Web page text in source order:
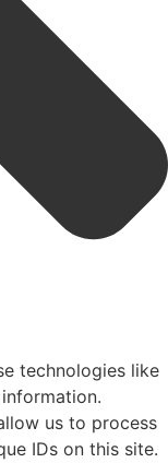
technologies like
us to process
IDs on this site.